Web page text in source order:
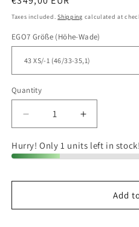
price
Taxes included.Shipping calculated at
EGO7 Größe (Höhe-Wade)
Quantity
Quantity
Decrease
quantity
for
EGO
Springstiefel
schwarz
Increase
quantity
for
EGO
schwarz
Hurry! Only 1 units left in stock!
Add